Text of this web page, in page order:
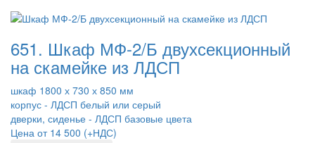
651. Шкаф МФ-2/Б двухсекционный
на скамейке из ЛДСП
шкаф 1800 х 730 х 850 мм
корпус - ЛДСП белый или серый
дверки, сиденье - ЛДСП базовые цвета
Цена от 14 500 (+НДС)